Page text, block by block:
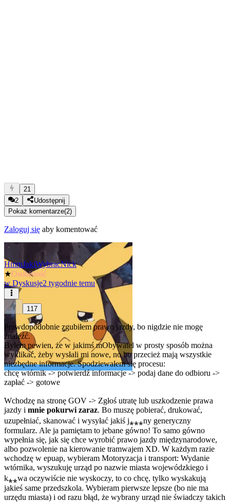
21
2
Udostępnij
Pokaż komentarze(2)
Zaloguj się aby komentować
HmmJakiWybracNick
★Osobistość
w Dyskusje2 tygodnie temu
117
Prawdopodobnie zgubiłem prawo jazdy, bo nigdzie nie mogę
znaleźć.
Byłem pewien, że w jakimś mObywatel w prosty sposób można
wyklikać, żeby wysłali mi nowe, no bo przecież mają wszystkie
niezbędne informacje. Spodziewałem się procesu:
chcę wtórnik -> potwierdź informacje -> podaj dane do odbioru ->
zapłać -> gotowe
Wchodzę na stronę GOV -> Zgłoś utratę lub uszkodzenie prawa
jazdy i mnie pokurwi zaraz. Bo muszę pobierać, drukować,
uzupełniać, skanować i wysyłać jakiś j⁎⁎⁎ny generyczny
formularz. Ale ja pamiętam to jebane gówno! To samo gówno
wypełnia się, jak się chce wyrobić prawo jazdy międzynarodowe,
albo pozwolenie na kierowanie tramwajem XD. W każdym razie
wchodzę w epuap, wybieram Motoryzacja i transport: Wydanie
wtórnika, wyszukuję urząd po nazwie miasta wojewódzkiego i
k⁎⁎wa oczywiście nie wyskoczy, to co chcę, tylko wyskakują
jakieś same przedszkola. Wybieram pierwsze lepsze (bo nie ma
urzędu miasta) i od razu błąd, że wybrany urząd nie świadczy takich